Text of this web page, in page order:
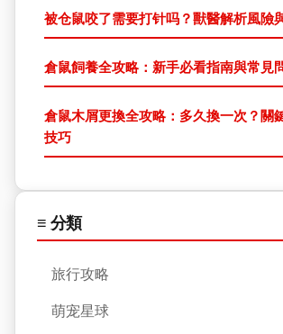
被仓鼠咬了需要打针吗？獸醫解析風險
倉鼠飼養全攻略：新手必看指南與常見
倉鼠木屑更換全攻略：多久換一次？關
技巧
≡ 分類
旅行攻略
萌宠星球